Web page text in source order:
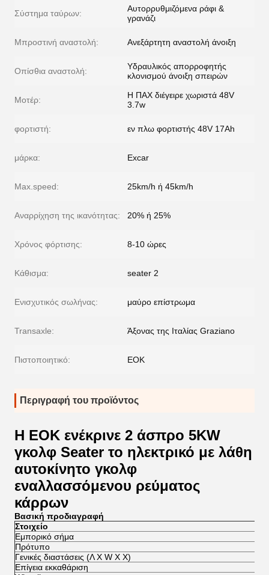
Σύστημα ταύρων:
Αυτορρυθμιζόμενα ράφι &
γρανάζι
Μπροστινή αναστολή: Ανεξάρτητη αναστολή άνοιξη
Οπίσθια αναστολή:
Υδραυλικός απορροφητής
κλονισμού άνοιξη σπειρών
Μοτέρ:
Η ΠΑΧ διέγειρε χωριστά 48V
3.7w
φορτιστή: εν πλω φορτιστής 48V 17Ah
μάρκα: Excar
Max.speed: 25km/h ή 45km/h
Αναρρίχηση της ικανότητας: 20% ή 25%
Χρόνος φόρτισης: 8-10 ώρες
Κάθισμα: seater 2
Ενισχυτικός σωλήνας: μαύρο επίστρωμα
Transaxle: Άξονας της Ιταλίας Graziano
Πιστοποιητικό: ΕΟΚ
Περιγραφή του προϊόντος
Η ΕΟΚ ενέκρινε 2 άσπρο 5KW
γκολφ Seater το ηλεκτρικό με λάθη
αυτοκίνητο γκολφ
εναλλασσόμενου ρεύματος
κάρρων
Βασική προδιαγραφή
Στοιχείο
Εμπορικό σήμα
Πρότυπο
Γενικές διαστάσεις (Λ Χ W Χ Χ)
Επίγεια εκκαθάριση